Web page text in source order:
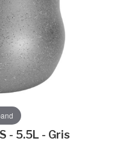
- 5.5L - Gris